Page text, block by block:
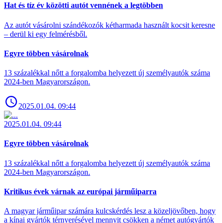
Hat és tíz év közötti autót vennének a legtöbben
Az autót vásárolni szándékozók kétharmada használt kocsit keresne
– derül ki egy felmérésből.
Egyre többen vásárolnak
13 százalékkal nőtt a forgalomba helyezett új személyautók száma
2024-ben Magyarországon.
2025.01.04. 09:44
2025.01.04. 09:44
Egyre többen vásárolnak
13 százalékkal nőtt a forgalomba helyezett új személyautók száma
2024-ben Magyarországon.
Kritikus évek várnak az európai járműiparra
A magyar járműipar számára kulcskérdés lesz a közeljövőben, hogy
a kínai gyártók térnyerésével mennyit csökken a német autógyártók